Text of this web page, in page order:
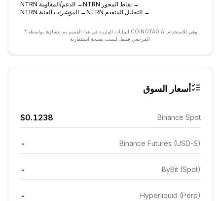
NTRN الدعم/المقاومة →NTRN نقاط المحور →
NTRN المؤشرات الفنية →NTRN التحليل المتقدم →
* البيانات الواردة في هذا القسم تم إنشاؤها بواسطة COINOTAG AI وهي للاستخدام
أسعار السوق
Binance Spot
$0.1238
Binance Futures (USD-S)
-
ByBit (Spot)
-
Hyperliquid (Perp)
-